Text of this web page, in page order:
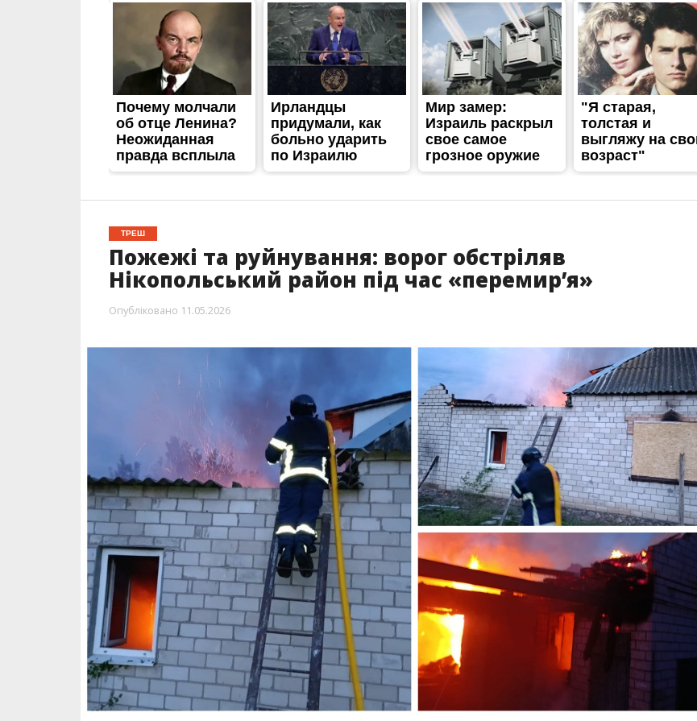
Пожежі та руйнування: ворог обстріляв
Нікопольський район під час «перемирʼя»
Опубліковано 11.05.2026
Вночі російська армія спрямувала дрони й артилерію на Марганецьку та Мирівську
громади. На щастя, обійшлося без постраждалих. Проте виникли пожежі.
Про це повідомивочільник Нікопольської РВА Іван Базилюк, передає Інформатор.
11 травня внаслідок ворожих по Нікопольщині зайнялася літня кухня, вогонь рятувальники
приборкали. Також знищено господарську споруду.